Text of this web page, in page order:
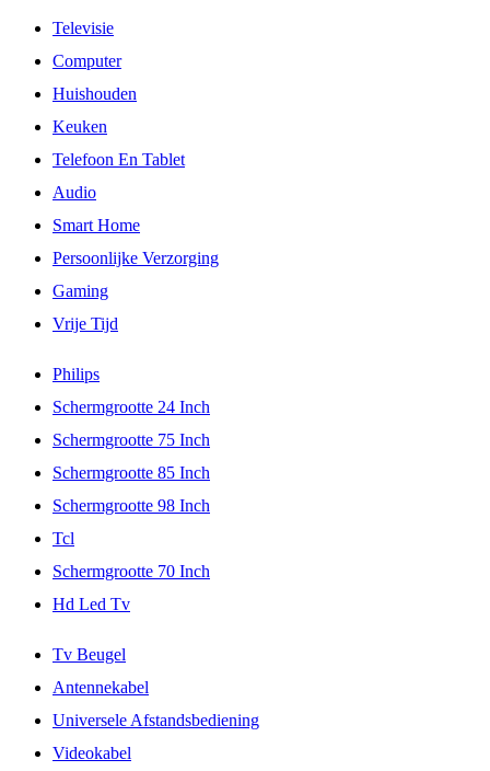
Televisie
Computer
Huishouden
Keuken
Telefoon En Tablet
Audio
Smart Home
Persoonlijke Verzorging
Gaming
Vrije Tijd
Philips
Schermgrootte 24 Inch
Schermgrootte 75 Inch
Schermgrootte 85 Inch
Schermgrootte 98 Inch
Tcl
Schermgrootte 70 Inch
Hd Led Tv
Tv Beugel
Antennekabel
Universele Afstandsbediening
Videokabel